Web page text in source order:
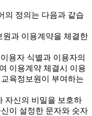
의 정의는 다음과 같습
과 이용계약을 체결한
용자 식별과 이용자의
이용계약 체결시 이용
육정보원이 부여하는
자신의 비밀을 보호하
이 설정한 문자와 숫자